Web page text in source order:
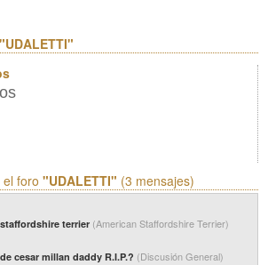
"UDALETTI"
foro "UDALETTI" (3 mensajes)
terrier (American Staffordshire Terrier)
cesar millan daddy R.I.P.? (Discusión General)